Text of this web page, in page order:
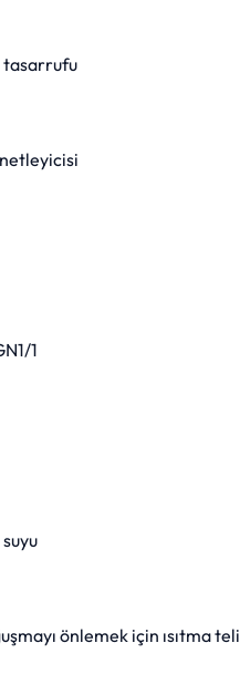
tasarrufu
1
önlemek için ısıtma teli